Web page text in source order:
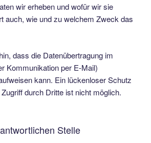
wir erheben und wofür wir sie
auch, wie und zu welchem Zweck das
dass die Datenübertragung im
Kommunikation per E-Mail)
kann. Ein lückenloser Schutz
durch Dritte ist nicht möglich.
Stelle